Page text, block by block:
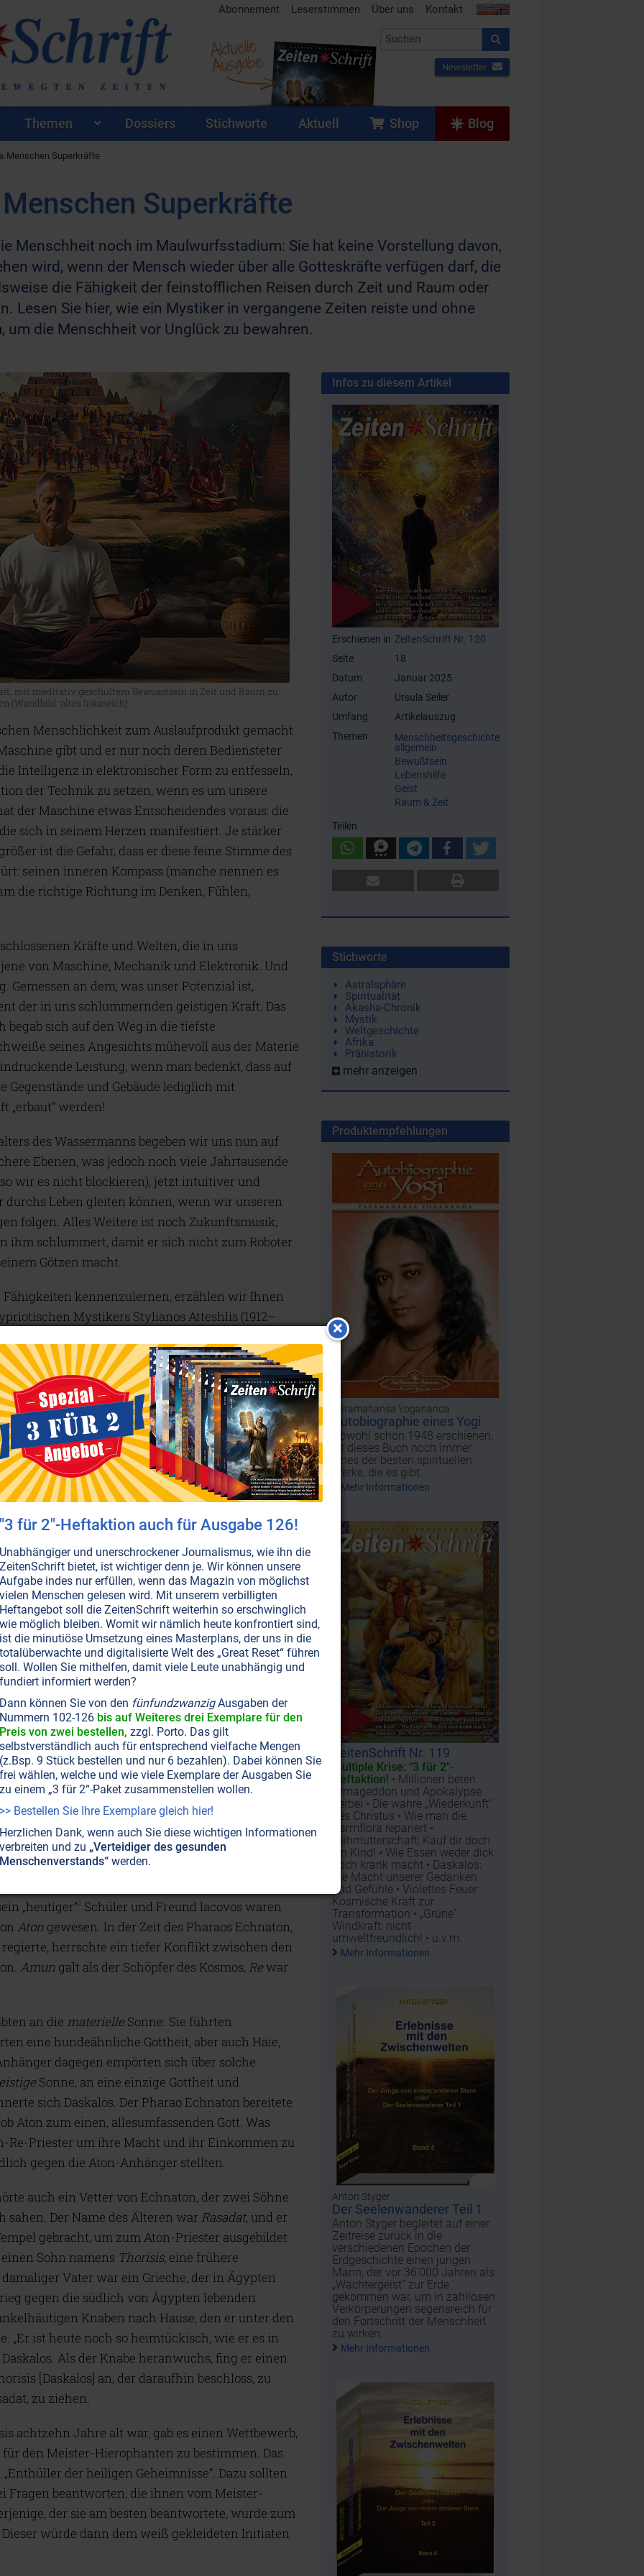
Abonnement Leserstimmen Über uns Kontakt
Newsletter
Aktuelle
Ausgabe
Themen Dossiers Stichworte Aktuell Shop Blog
Menschen Superkräfte
Superkräfte
Menschheit noch im Maulwurfsstadium: Sie hat keine Vorstellung davon,
wird, wenn der Mensch wieder über alle Gotteskräfte verfügen darf, die
die Fähigkeit der feinstofflichen Reisen durch Zeit und Raum oder
Lesen Sie hier, wie ein Mystiker in vergangene Zeiten reiste und ohne
um die Menschheit vor Unglück zu bewahren.
mit meditativ geschultem Bewusstsein in Zeit und Raum zu
(Wandbild: altes Inkareich).
Menschlichkeit zum Auslaufprodukt gemacht
gibt und er nur noch deren Bediensteter
Intelligenz in elektronischer Form zu entfesseln,
der Technik zu setzen, wenn es um unsere
der Maschine etwas Entscheidendes voraus: die
sich in seinem Herzen manifestiert. Je stärker
ist die Gefahr, dass er diese feine Stimme des
seinen inneren Kompass (manche nennen es
die richtige Richtung im Denken, Fühlen,
Kräfte und Welten, die in uns
von Maschine, Mechanik und Elektronik. Und
an dem, was unser Potenzial ist,
der in uns schlummernden geistigen Kraft. Das
begab sich auf den Weg in die tiefste
seines Angesichts mühevoll aus der Materie
Leistung, wenn man bedenkt, dass auf
und Gebäude lediglich mit
„erbaut“ werden!
des Wassermanns begeben wir uns nun auf
Ebenen, was jedoch noch viele Jahrtausende
wir es nicht blockieren), jetzt intuitiver und
Leben gleiten können, wenn wir unseren
folgen. Alles Weitere ist noch Zukunftsmusik,
ihm schlummert, damit er sich nicht zum Roboter
Götzen macht.
kennenzulernen, erzählen wir Ihnen
Mystikers Stylianos Atteshlis (1912–
„Lehrer“ bedeutet), den wir Ihnen in der
vorstellten. Er erlernte in seinen früheren Leben
eines noch fernen Tages für alle Menschen
aber auch, wie gefährlich es für ihn war, über
Erden hat das Böse vor Millionen von Jahren
Vertreibung aus seinem einstigen Paradies
die Daskalos ausbreitet, haben eine hohe
die Akasha-Chronik, das Erdgedächtnis, lesen
ist, aufgezeichnet bleibt, zum anderen, da er
geschaute oder erfahrene Wahrheit niemals
Ägypten
sie in diesem Leben jemals bewusst gelernt zu
in seiner vorangegangenen Verkörperung ein
Aus demselben Grund sprach er Armenisch
er sich an Orte und Straßen erinnern, die niemals
jedoch genau so existierten. Er vermochte auch
gewesen war, regelrecht wiederzubeleben, worauf
wurde. Er erinnerte sich nicht nur an einzelne
auch an die Empfindungen, die damit in jedem
waren. Er vermochte also in eine frühere
Komponenten wieder zu erleben, als ob dies
erlebte er in Ägypten zur Zeit der 18.
„heutiger“2 Schüler und Freund Iacovos waren
Aton gewesen. In der Zeit des Pharaos Echnaton,
regierte, herrschte ein tiefer Konflikt zwischen den
Amun galt als der Schöpfer des Kosmos, Rewar
an die materielleSonne. Sie führten
eine hundeähnliche Gottheit, aber auch Haie,
dagegen empörten sich über solche
Sonne, an eine einzige Gottheit und
sich Daskalos. Der Pharao Echnaton bereitete
Aton zum einen, allesumfassenden Gott. Was
Re-Priester um ihre Macht und ihr Einkommen zu
gegen die Aton-Anhänger stellten.
auch ein Vetter von Echnaton, der zwei Söhne
Der Name des Älteren war Rasadat, und er
gebracht, um zum Aton-Priester ausgebildet
Sohn namens Thorisis, eine frühere
Vater war ein Grieche, der in Ägypten
gegen die südlich von Ägypten lebenden
Knaben nach Hause, den er unter den
„Er ist heute noch so heimtückisch, wie er es in
Als der Knabe heranwuchs, fing er einen
[Daskalos] an, der daraufhin beschloss, zu
zu ziehen.
achtzehn Jahre alt war, gab es einen Wettbewerb,
den Meister-Hierophanten zu bestimmen. Das
der heiligen Geheimnisse“. Dazu sollten
Fragen beantworten, die ihnen vom Meister-
der sie am besten beantwortete, wurde zum
würde dann dem weiß gekleideten Initiaten
Infos zu diesem Artikel
Erschienen in ZeitenSchrift Nr. 120
Seite
18
Datum
Januar 2025
Autor
Ursula Seiler
Umfang
Artikelauszug
Themen
Menschheitsgeschichte
allgemein
Bewußtsein
Lebenshilfe
Geist
Raum & Zeit
Teilen
Stichworte
Astralsphäre
Spiritualität
Akasha-Chronik
Mystik
Weltgeschichte
Afrika
Prähistorik
mehr anzeigen
Produktempfehlungen
Paramahansa Yogananda
Autobiographie eines Yogi
Obwohl schon 1948 erschienen,
ist dieses Buch noch immer
eines der besten spirituellen
Werke, die es gibt.
Mehr Informationen
ZeitenSchrift Nr. 119
Multiple Krise: "3 für 2"-
Heftaktion! • Millionen beten
Armageddon und Apokalypse
herbei • Die wahre „Wiederkunft“
des Christus • Wie man die
Darmflora repariert •
Leihmutterschaft: Kauf dir doch
ein Kind! • Wie Essen weder dick
noch krank macht • Daskalos:
Die Macht unserer Gedanken
und Gefühle • Violettes Feuer:
Kosmische Kraft zur
Transformation • „Grüne“
Windkraft: nicht
umweltfreundlich! • u.v.m.
Mehr Informationen
Anton Styger
Der Seelenwanderer Teil 1
Anton Styger begleitet auf einer
Zeitreise zurück in die
verschiedenen Epochen der
Erdgeschichte einen jungen
Mann, der vor 36'000 Jahren als
„Wächtergeist“ zur Erde
gekommen war, um in zahllosen
Verkörperungen segensreich für
den Fortschritt der Menschheit
zu wirken.
Mehr Informationen
"3 für 2"-Heftaktion auch für Ausgabe 126!
Unabhängiger und unerschrockener Journalismus, wie ihn die
ZeitenSchrift bietet, ist wichtiger denn je. Wir können unsere
Aufgabe indes nur erfüllen, wenn das Magazin von möglichst
vielen Menschen gelesen wird. Mit unserem verbilligten
Heftangebot soll die ZeitenSchrift weiterhin so erschwinglich
wie möglich bleiben. Womit wir nämlich heute konfrontiert sind,
ist die minutiöse Umsetzung eines Masterplans, der uns in die
totalüberwachte und digitalisierte Welt des „Great Reset“ führen
soll. Wollen Sie mithelfen, damit viele Leute unabhängig und
fundiert informiert werden?
Dann können Sie von den fünfundzwanzigAusgaben der
Nummern 102-126 bis auf Weiteres drei Exemplare für den
Preis von zwei bestellen, zzgl. Porto. Das gilt
selbstverständlich auch für entsprechend vielfache Mengen
(z.Bsp. 9 Stück bestellen und nur 6 bezahlen). Dabei können Sie
frei wählen, welche und wie viele Exemplare der Ausgaben Sie
zu einem „3 für 2“-Paket zusammenstellen wollen.
>> Bestellen Sie Ihre Exemplare gleich hier!
Herzlichen Dank, wenn auch Sie diese wichtigen Informationen
verbreiten und zu „Verteidiger des gesunden
Menschenverstands“werden.